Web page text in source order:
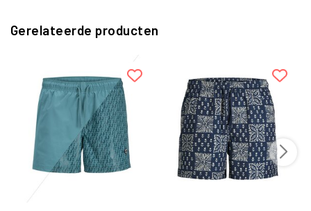
Gerelateerde producten